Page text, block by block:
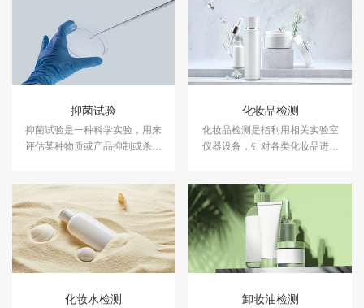
抑菌试验
抑菌试验是一种科学实验，用来
评估某种物质或产品抑制或杀灭
产品抑菌试验服务，具备CMA、
CNAS资质认证.
化妆品检测
化妆品检测是指利用相关实验室
仪器设备，针对各类化妆品进行
量和使用安全，保障消费者健
康。中科检测开展化妆品检测服
务，具备CMA、CNAS资质认
证。
化妆水检测 卸妆油检测